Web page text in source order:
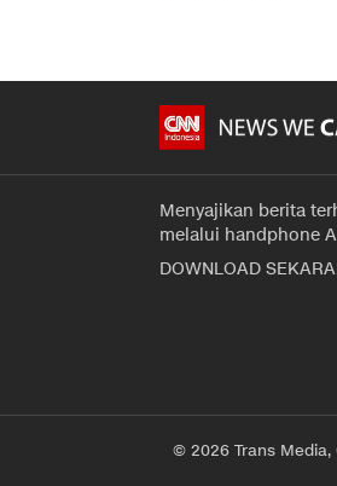
Menyajikan berita
melalui handphone
DOWNLOAD
© 2026 Trans Media,